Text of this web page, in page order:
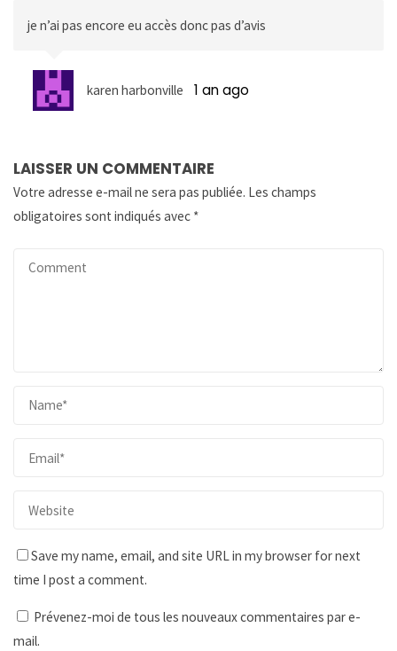
je n’ai pas encore eu accès donc pas d’avis
karen harbonville 1 an ago
LAISSER UN COMMENTAIRE
Votre adresse e-mail ne sera pas publiée. Les champs
obligatoires sont indiqués avec *
Save my name, email, and site URL in my browser for next
time I post a comment.
Prévenez-moi de tous les nouveaux commentaires par e-
mail.